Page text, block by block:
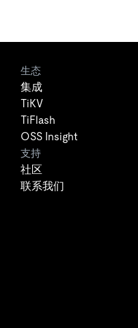
生态
集成
TiKV
TiFlash
OSS Insight
支持
社区
联系我们